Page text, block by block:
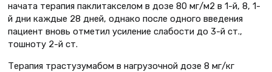
начата терапия паклитакселом в дозе 80 мг/м2 в 1-й, 8, 1-
й дни каждые 28 дней, однако после одного введения
пациент вновь отметил усиление слабости до 3-й ст.,
тошноту 2-й ст.
Терапия трастузумабом в нагрузочной дозе 8 мг/кг